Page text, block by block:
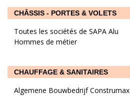
CHÂSSIS - PORTES & VOLETS
Toutes les sociétés de SAPA Alu
Hommes de métier
CHAUFFAGE & SANITAIRES
Algemene Bouwbedrijf Construmax